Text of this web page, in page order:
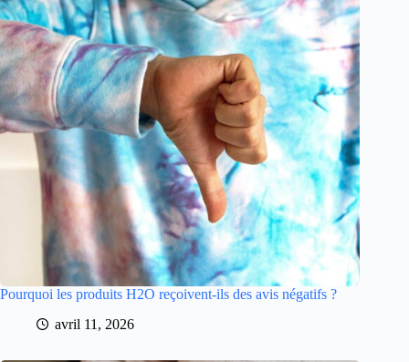
Pourquoi les produits H2O reçoivent-ils des avis négatifs ?
avril 11, 2026